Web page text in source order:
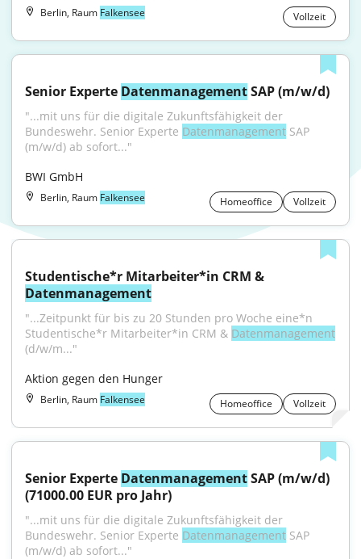
Berlin, Raum Falkensee Vollzeit
Senior Experte Datenmanagement SAP (m/w/d)
"...mit uns für die digitale Zukunftsfähigkeit der
Bundeswehr. Senior Experte Datenmanagement SAP
(m/w/d) ab sofort..."
BWI GmbH
Berlin, Raum Falkensee Homeoffice Vollzeit
Datenmanagement
"...Zeitpunkt für bis zu 20 Stunden pro Woche eine*n
Studentische*r Mitarbeiter*in CRM & Datenmanagement
(d/w/m..."
Aktion gegen den Hunger
Berlin, Raum Falkensee Homeoffice Vollzeit
Senior Experte Datenmanagement SAP (m/w/d)
(71000.00 EUR pro Jahr)
"...mit uns für die digitale Zukunftsfähigkeit der
Bundeswehr. Senior Experte Datenmanagement SAP
(m/w/d) ab sofort..."